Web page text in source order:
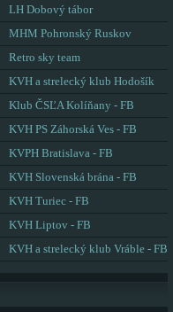
LH Dobový tábor
MHM Pohronský Ruskov
Retro sky team
KVH a strelecký klub Hodošík
Klub ČSĽA Kolíňany - FB
KVH PS Záhorská Ves - FB
KVPH Bratislava - FB
KVH Slovenská brána - FB
KVH Turiec - FB
KVH Liptov - FB
KVH a strelecký klub Vráble - FB